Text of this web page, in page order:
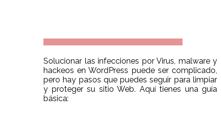
Solucionar las infecciones por Virus, malware y
hackeos en WordPress puede ser complicado,
pero hay pasos que puedes seguir para limpiar
y proteger su sitio Web. Aquí tienes una guía
básica: